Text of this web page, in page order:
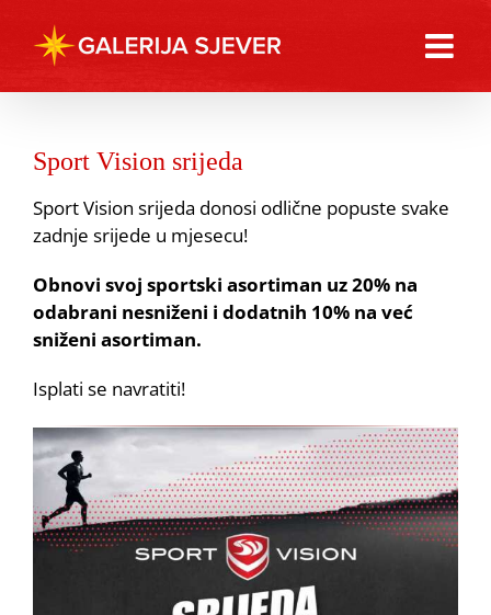
content
Sport Vision srijeda
Sport Vision srijeda donosi odlične popuste svake
zadnje srijede u mjesecu!
Obnovi svoj sportski asortiman uz 20% na
odabrani nesniženi i dodatnih 10% na već
sniženi asortiman.
Isplati se navratiti!